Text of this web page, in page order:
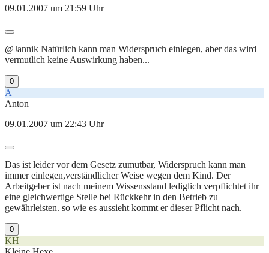
09.01.2007 um 21:59 Uhr
@Jannik Natürlich kann man Widerspruch einlegen, aber das wird
vermutlich keine Auswirkung haben...
0
A
Anton
09.01.2007 um 22:43 Uhr
Das ist leider vor dem Gesetz zumutbar, Widerspruch kann man
immer einlegen,verständlicher Weise wegen dem Kind. Der
Arbeitgeber ist nach meinem Wissensstand lediglich verpflichtet ihr
eine gleichwertige Stelle bei Rückkehr in den Betrieb zu
gewährleisten. so wie es aussieht kommt er dieser Pflicht nach.
0
KH